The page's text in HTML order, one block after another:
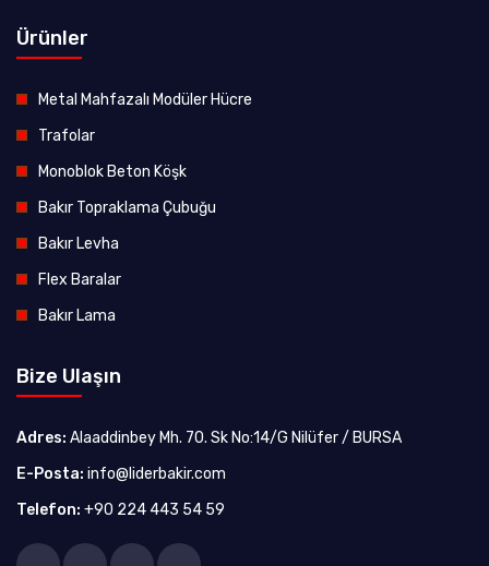
Ürünler
Metal Mahfazalı Modüler Hücre
Trafolar
Monoblok Beton Köşk
Bakır Topraklama Çubuğu
Bakır Levha
Flex Baralar
Bakır Lama
Bize Ulaşın
Adres: Alaaddinbey Mh. 70. Sk No:14/G Nilüfer / BURSA
E-Posta: info@liderbakir.com
Telefon: +90 224 443 54 59